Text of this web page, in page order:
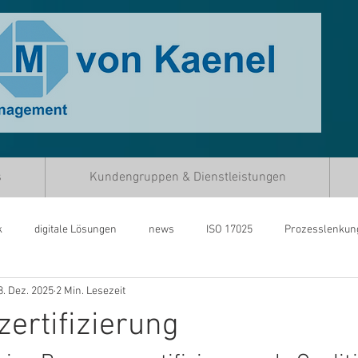
Kundengruppen & Dienstleistungen
digitale Lösungen news ISO 17025
Covid-19
Dez. 2025 2 Min. Lesezeit